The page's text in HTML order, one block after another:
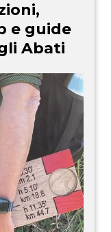
e guide
Abati